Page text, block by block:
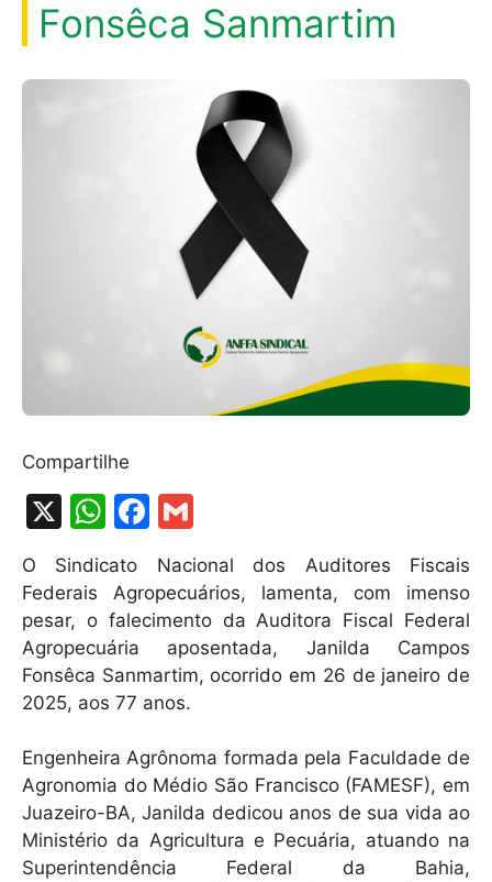
Fonsêca Sanmartim
Compartilhe
X
W
at
s
A
p
p
F
a
c
e
b
o
o
k
m
ai
l
O Sindicato Nacional dos Auditores Fiscais
Federais Agropecuários, lamenta, com imenso
pesar, o falecimento da Auditora Fiscal Federal
Agropecuária aposentada, Janilda Campos
Fonsêca Sanmartim, ocorrido em 26 de janeiro de
2025, aos 77 anos.
Engenheira Agrônoma formada pela Faculdade de
Agronomia do Médio São Francisco (FAMESF), em
Juazeiro-BA, Janilda dedicou anos de sua vida ao
Ministério da Agricultura e Pecuária, atuando na
Superintendência Federal da Bahia,